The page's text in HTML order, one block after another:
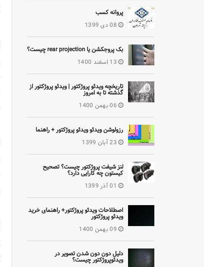
پروانه کسب
08 دی 1399
بک پروجکشن یا rear projection چیست؟
13 اسفند 1400
تاریخچه ویدئو پروژکتور | ویدئو پروژکتور از
گذشته تا به امروز
06 بهمن 1400
رزولوشن ویدئو ویدئو پروژکتور + راهنما
23 آبان 1399
لنز شیفت پروژکتور چیست؟ تصحیح
کیستون چه کارایی دارد؟
01 آذر 1399
اصطلاحات ویدئو پروژکتور+ راهنمای خرید
ویدئو پروژکتور
09 بهمن 1400
دلیل دون دون شدن تصویر در
ویدئوپروژکتور چیست؟